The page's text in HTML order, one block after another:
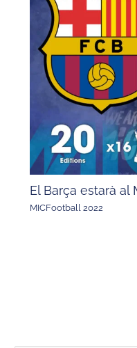
El Barça estarà al
MICFootball 2022